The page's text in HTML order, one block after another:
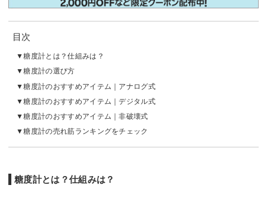
目次
糖度計とは？仕組みは？
糖度計の選び方
糖度計のおすすめアイテム｜アナログ式
糖度計のおすすめアイテム｜デジタル式
糖度計のおすすめアイテム｜非破壊式
糖度計の売れ筋ランキングをチェック
糖度計とは？仕組みは？